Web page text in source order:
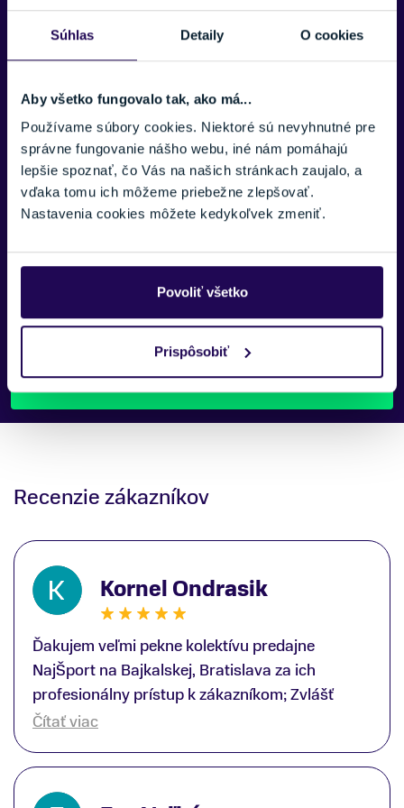
Súhlas Detaily O cookies
Aby všetko fungovalo tak, ako má...
Používame súbory cookies. Niektoré sú nevyhnutné pre
správne fungovanie nášho webu, iné nám pomáhajú
lepšie spoznať, čo Vás na našich stránkach zaujalo, a
vďaka tomu ich môžeme priebežne zlepšovať.
Nastavenia cookies môžete kedykoľvek zmeniť.
Povoliť všetko
Prispôsobiť
TELEFÓNNE ČÍSLO:
Náš špecialista vám, čo najskôr zavolá ohľadom tohto
Recenzie zákazníkov
Kornel Ondrasik
Ďakujem veľmi pekne kolektívu predajne
NajŠport na Bajkalskej, Bratislava za ich
profesionálny prístup k zákazníkom; Zvlášť
ďakujem špecialistovi Martinovi Gunišovi za
lyžiarskej obuvi, ako aj prilby.. všetko značka
Atomic; Pán Martin Guniš mi svojou
Čítať viac